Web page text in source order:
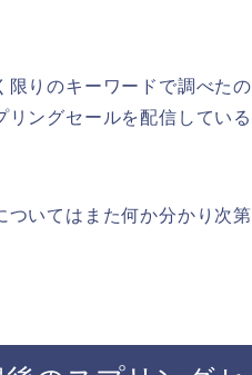
りのキーワードで調べた
ングセールを配信してい
いてはまた何か分かり次